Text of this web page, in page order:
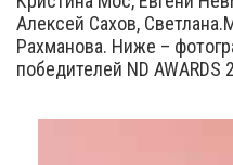
Алексей Сахов,
Рахманова. Ниже –
победителей ND AWARDS